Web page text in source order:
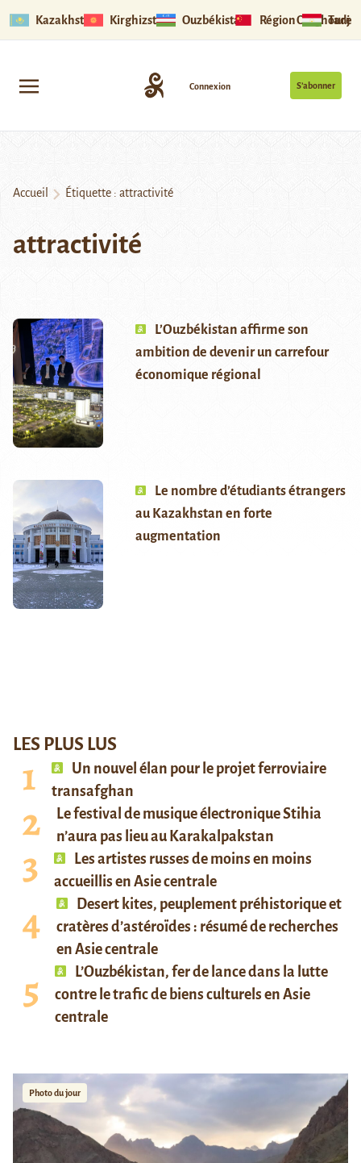
Kazakhstan Kirghizstan Ouzbékistan Région Ouïghoure
S’abonner
Connexion
Accueil Étiquette : attractivité
attractivité
L’Ouzbékistan affirme son
ambition de devenir un carrefour
économique régional
Le nombre d’étudiants étrangers
au Kazakhstan en forte
augmentation
LES PLUS LUS
Un nouvel élan pour le projet ferroviaire
transafghan
Le festival de musique électronique Stihia
n’aura pas lieu au Karakalpakstan
Les artistes russes de moins en moins
accueillis en Asie centrale
Desert kites, peuplement préhistorique et
cratères d’astéroïdes : résumé de recherches
en Asie centrale
L’Ouzbékistan, fer de lance dans la lutte
contre le trafic de biens culturels en Asie
centrale
Photo du jour